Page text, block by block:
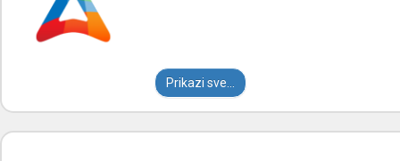
Prikazi sve...